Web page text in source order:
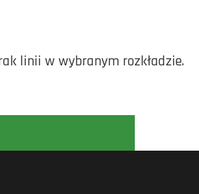
linii w wybranym rozkładzie.